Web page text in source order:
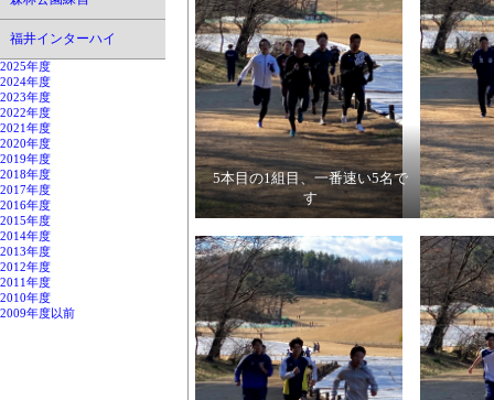
福井インターハイ
2025年度
2024年度
2023年度
2022年度
2021年度
2020年度
2019年度
2018年度
2017年度
2016年度
2015年度
2014年度
2013年度
2012年度
2011年度
2010年度
2009年度以前
5本目の1組目、一番速い5名で
す